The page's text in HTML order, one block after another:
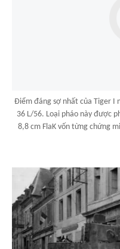
Điểm đáng sợ nhất của Tiger I
36 L/56. Loại pháo này được
8,8 cm FlaK vốn từng chứng